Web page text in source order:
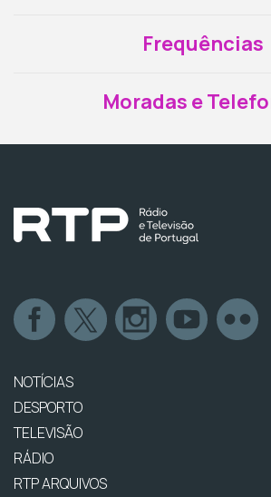
Frequências
Moradas e
NOTÍCIAS
DESPORTO
TELEVISÃO
RÁDIO
RTP ARQUIVOS